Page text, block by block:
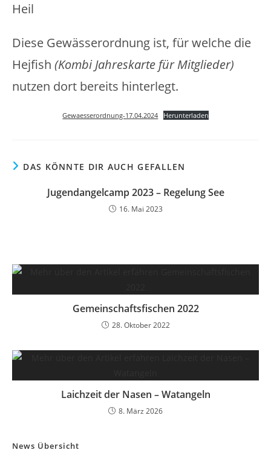
Heil
Diese Gewässerordnung ist, für welche die
Hejfish (Kombi Jahreskarte für Mitglieder)
nutzen dort bereits hinterlegt.
Gewaesserordnung-17.04.2024 Herunterladen
DAS KÖNNTE DIR AUCH GEFALLEN
Jugendangelcamp 2023 – Regelung See
16. Mai 2023
Gemeinschaftsfischen 2022
28. Oktober 2022
Laichzeit der Nasen – Watangeln
8. März 2026
News Übersicht